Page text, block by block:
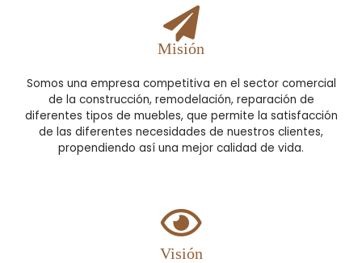
Misión
Somos una empresa competitiva en el sector comercial
de la construcción, remodelación, reparación de
diferentes tipos de muebles, que permite la satisfacción
de las diferentes necesidades de nuestros clientes,
propendiendo así una mejor calidad de vida.
Visión